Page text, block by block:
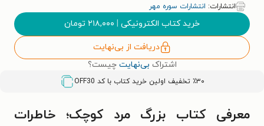
انتشارات: انتشارات سوره مهر
خرید کتاب الکترونیکی | ۲۱۸,۰۰۰ تومان
دریافت از بی‌نهایت
اشتراک بی‌نهایت چیست؟
٪۳۰ تخفیف اولین خرید کتاب با کد OFF30
معرفی کتاب بزرگ مرد کوچک؛ خاطرات